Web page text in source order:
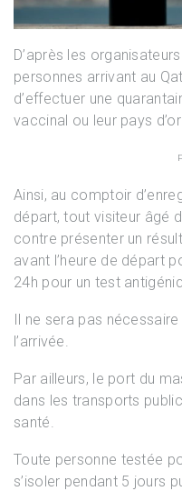
D’après les organisateurs
personnes arrivant au
d’effectuer une
vaccinal ou leur pays
Ainsi, au comptoir
départ, tout visiteur âgé
contre présenter un
avant l’heure de départ
24h pour un test
Il ne sera pas
l’arrivée.
Par ailleurs, le port du
dans les transports
santé.
Toute personne testée
s’isoler pendant 5 jours